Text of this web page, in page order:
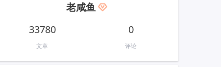
老咸鱼
33780
文章
0
评论